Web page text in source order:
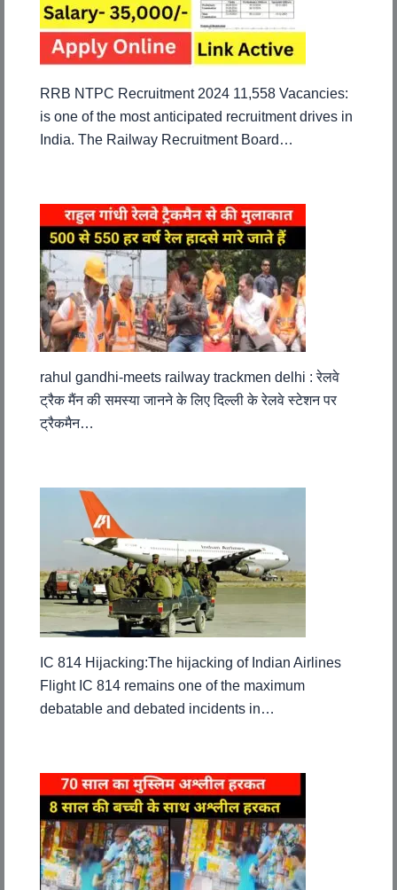
RRB NTPC Recruitment 2024 11,558 Vacancies:
is one of the most anticipated recruitment drives in
India. The Railway Recruitment Board…
rahul gandhi-meets railway trackmen delhi : रेलवे
ट्रैक मैंन की समस्या जानने के लिए दिल्ली के रेलवे स्टेशन पर
ट्रैकमैन…
IC 814 Hijacking:The hijacking of Indian Airlines
Flight IC 814 remains one of the maximum
debatable and debated incidents in…